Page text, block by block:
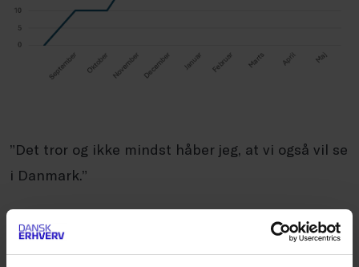
”Det tror og ikke mindst håber jeg, at vi også vil se
i Danmark.”
Carsten Rose Lundberg finder også grund til
optimisme i Abraham Lincolns udsagn om, at man